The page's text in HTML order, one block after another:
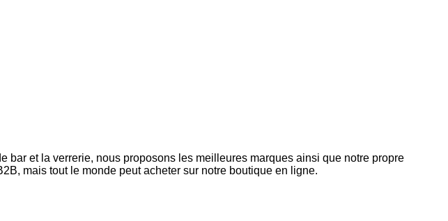
et la verrerie, nous proposons les meilleures marques ainsi que notre propre
mais tout le monde peut acheter sur notre boutique en ligne.